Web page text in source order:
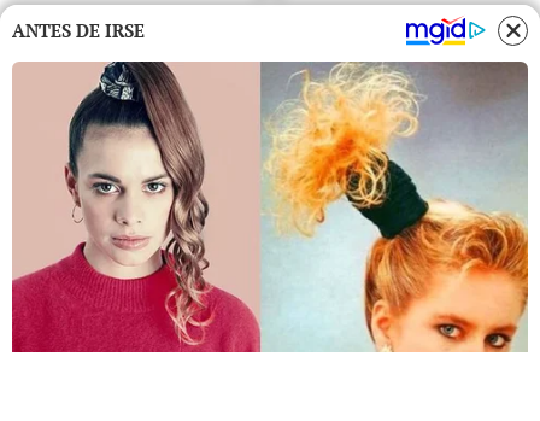
ANTES DE IRSE